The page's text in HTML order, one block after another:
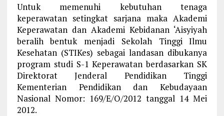
Untuk memenuhi kebutuhan tenaga
keperawatan setingkat sarjana maka Akademi
Keperawatan dan Akademi Kebidanan ‘Aisyiyah
beralih bentuk menjadi Sekolah Tinggi Ilmu
Kesehatan (STIKes) sebagai landasan dibukanya
program studi S-1 Keperawatan berdasarkan SK
Direktorat Jenderal Pendidikan Tinggi
Kementerian Pendidikan dan Kebudayaan
Nasional Nomor: 169/E/O/2012 tanggal 14 Mei
2012.